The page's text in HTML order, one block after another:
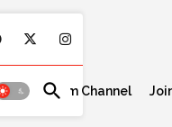
Telegram Channel